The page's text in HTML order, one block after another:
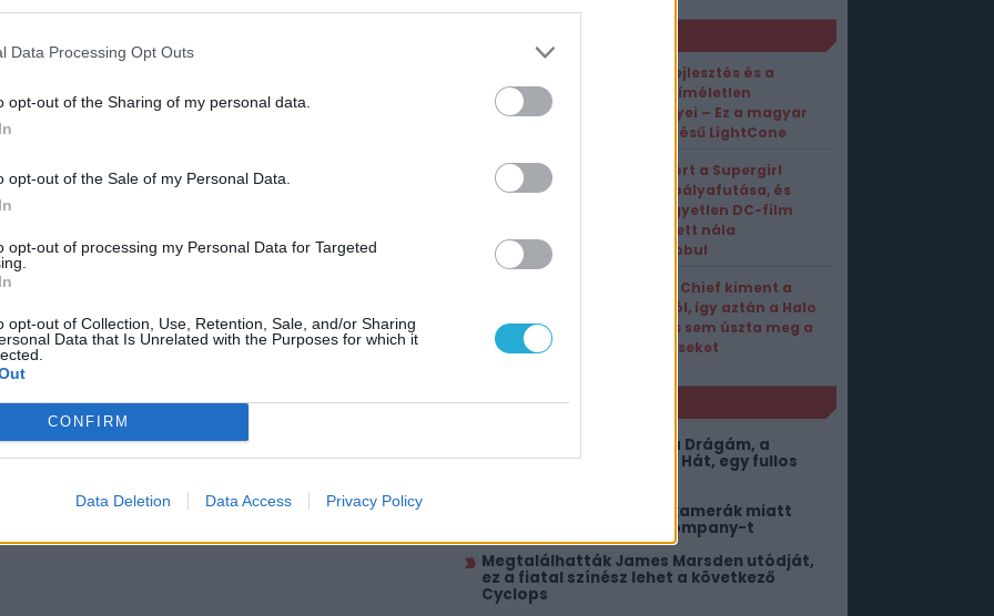
Data Processing Opt Outs
opt-out of the Sharing of my personal data.
opt-out of the Sale of my Personal Data.
opt-out of processing my Personal Data for Targeted
opt-out of Collection, Use, Retention, Sale, and/or Sharing
Data that Is Unrelated with the Purposes for which it
CONFIRM
Data Deletion Data Access Privacy Policy
Dawn of War 4legújabb CGI előzetese,
játék két játszható faját mutatja be a négy
seregek mellett természetesen a
lépnek. A legendás RTS-széria következő
alapján nagyon ígéretesnek tűnik,
sincs.
hogy a PC Guru tartalmairól véletlenül
mást, csak háborút
4 csatái annyira jók, hogy nem
26 év fejlesztés és a
fizika kíméletlen
törvényei – Ez a magyar
fejlesztésű LightCone
Véget ért a Supergirl
mozis pályafutása, és
csak egyetlen DC-film
teljesített nála
rosszabbul
Master Chief kiment a
divatból, így aztán a Halo
Studios sem úszta meg a
leépítéseket
AJÁNLÓ
Mitől lehetne még jobb a Drágám, a
kölykök összementek 2? Hát, egy fullos
A mosdókban elrejtett kamerák miatt
perlik a The Pokémon Company-t
Megtalálhatták James Marsden utódját,
ez a fiatal színész lehet a következő
Cyclops